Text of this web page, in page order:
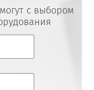
с выбором